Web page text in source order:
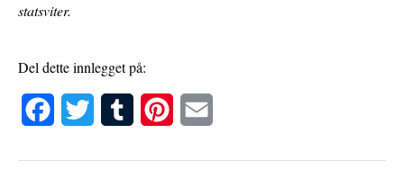
statsviter.
Del dette innlegget på: